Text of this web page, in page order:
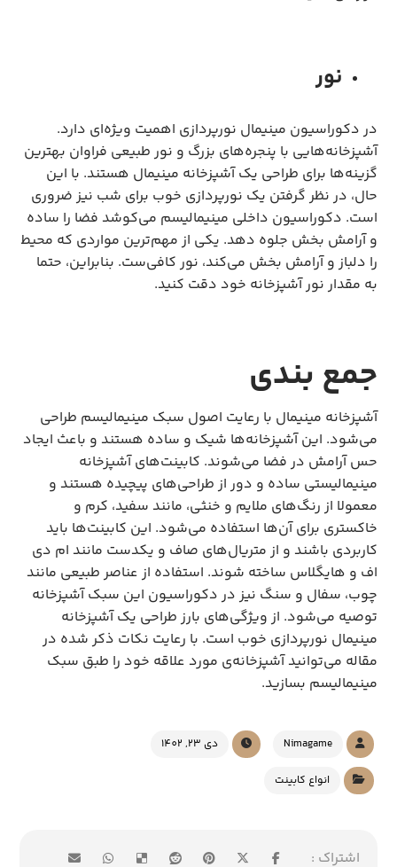
نور
در دکوراسیون مینیمال نورپردازی اهمیت ویژه‌ای دارد.
آشپزخانه‌هایی با پنجره‌های بزرگ و نور طبیعی فراوان بهترین
گزینه‌ها برای طراحی یک آشپزخانه مینیمال هستند. با این
حال، در نظر گرفتن یک نورپردازی خوب برای شب نیز ضروری
است. دکوراسیون داخلی مینیمالیسم می‌کوشد فضا را ساده
و آرامش بخش جلوه دهد. یکی از مهم‌ترین مواردی که محیط
را دلباز و آرامش بخش می‌کند، نور کافی‌ست. بنابراین، حتما
به مقدار نور آشپزخانه خود دقت کنید.
جمع بندی
آشپزخانه مینیمال با رعایت اصول سبک مینیمالیسم طراحی
می‌شود. این آشپزخانه‌ها شیک و ساده هستند و باعث ایجاد
حس آرامش در فضا می‌شوند. کابینت‌های آشپزخانه
مینیمالیستی ساده و دور از طراحی‌های پیچیده هستند و
معمولا از رنگ‌های ملایم و خنثی، مانند سفید، کرم و
خاکستری برای آن‌ها استفاده می‌شود. این کابینت‌ها باید
کاربردی باشند و از متریال‌های صاف و یکدست مانند ام دی
اف و هایگلاس ساخته شوند. استفاده از عناصر طبیعی مانند
چوب، سفال و سنگ نیز در دکوراسیون این سبک آشپزخانه
توصیه می‌شود. از ویژگی‌های بارز طراحی یک آشپزخانه
مینیمال نورپردازی خوب است. با رعایت نکات ذکر شده در
مقاله می‌توانید آشپزخانه‌ی مورد علاقه خود را طبق سبک
مینیمالیسم بسازید.
Nimagame دی 23, 1402
انواع کابینت